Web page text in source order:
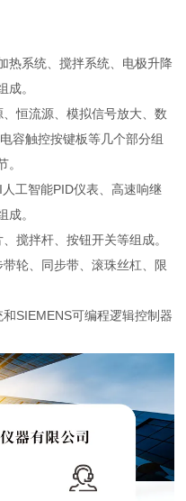
热系统、搅拌系统、电极升降
成。
恒流源、模拟信号放大、数
容触控按键板等几个部分组
。
工智能PID仪表、高速响继
成。
搅拌杆、按钮开关等组成。
轮、同步带、滚珠丝杠、限
SIEMENS可编程逻辑控制器